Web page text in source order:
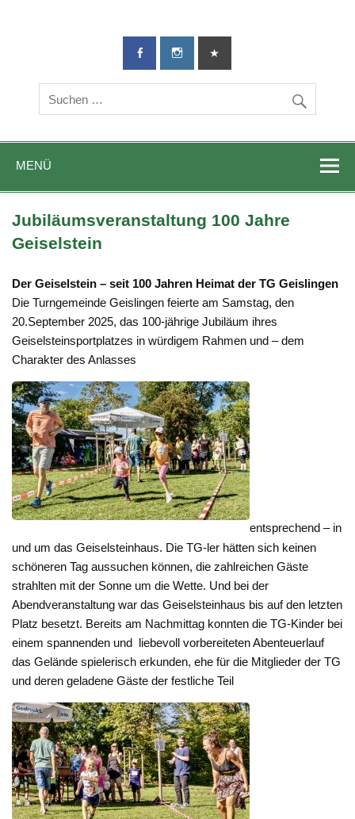
TG-Geislingen
DIE Sportadresse in Geislingen!
MENÜ
Jubiläumsveranstaltung 100 Jahre
Geiselstein
Der Geiselstein – seit 100 Jahren Heimat der TG Geislingen
Die Turngemeinde Geislingen feierte am Samstag, den
20.September 2025, das 100-jährige Jubiläum ihres
Geiselsteinsportplatzes in würdigem Rahmen und – dem
Charakter des Anlasses
entsprechend – in
und um das Geiselsteinhaus. Die TG-ler hätten sich keinen
schöneren Tag aussuchen können, die zahlreichen Gäste
strahlten mit der Sonne um die Wette. Und bei der
Abendveranstaltung war das Geiselsteinhaus bis auf den letzten
Platz besetzt. Bereits am Nachmittag konnten die TG-Kinder bei
einem spannenden und liebevoll vorbereiteten Abenteuerlauf
das Gelände spielerisch erkunden, ehe für die Mitglieder der TG
und deren geladene Gäste der festliche Teil